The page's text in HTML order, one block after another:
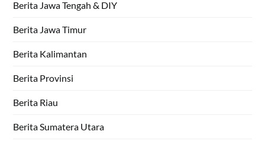
Berita Jawa Tengah & DIY
Berita Jawa Timur
Berita Kalimantan
Berita Provinsi
Berita Riau
Berita Sumatera Utara